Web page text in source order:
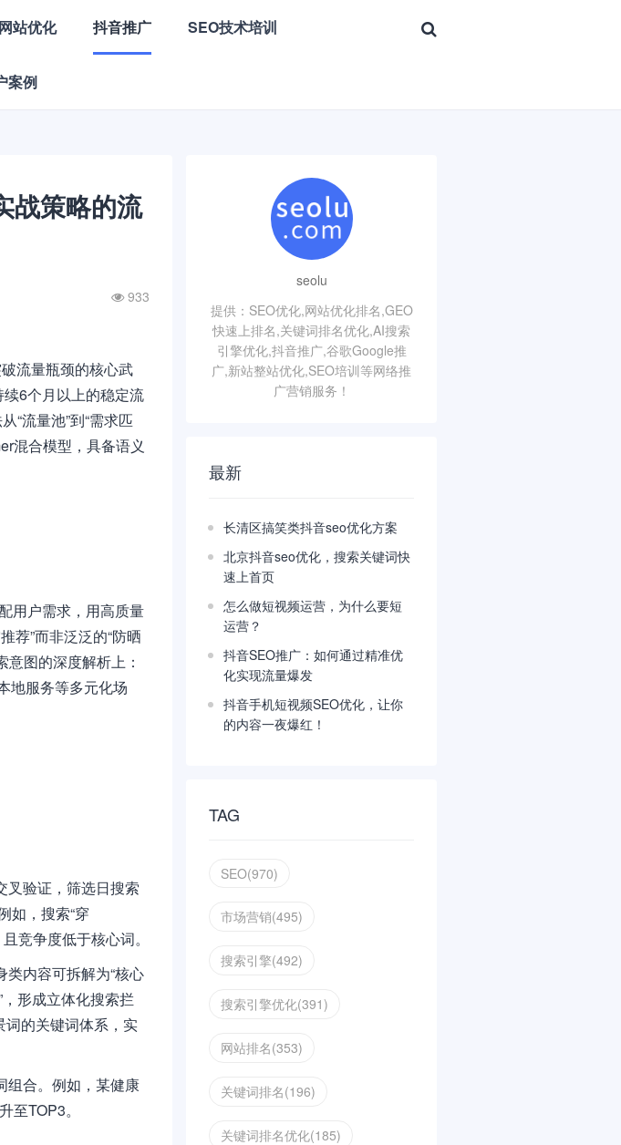
网站优化 抖音推广 SEO技术培训
案例
战策略的流
933
流量瓶颈的核心武
6个月以上的稳定流
“流量池”到“需求匹
混合模型，具备语义
用户需求，用高质量
荐”而非泛泛的“防晒
图的深度解析上：
地服务等多元化场
叉验证，筛选日搜索
如，搜索“穿
竞争度低于核心词。
内容可拆解为“核心
形成立体化搜索拦
的关键词体系，实
组合。例如，某健康
至TOP3。
seolu
提供：SEO优化,网站优化排名,GEO
快速上排名,关键词排名优化,AI搜索
引擎优化,抖音推广,谷歌Google推
广,新站整站优化,SEO培训等网络推
广营销服务！
最新
长清区搞笑类抖音seo优化方案
北京抖音seo优化，搜索关键词快
速上首页
怎么做短视频运营，为什么要短
运营？
抖音SEO推广：如何通过精准优
化实现流量爆发
抖音手机短视频SEO优化，让你
的内容一夜爆红！
TAG
SEO(970)
市场营销(495)
搜索引擎(492)
搜索引擎优化(391)
网站排名(353)
关键词排名(196)
关键词排名优化(185)